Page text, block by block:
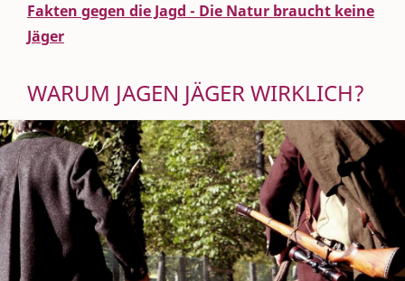
Fakten gegen die Jagd - Die Natur braucht keine
Jäger
WARUM JAGEN JÄGER WIRKLICH?